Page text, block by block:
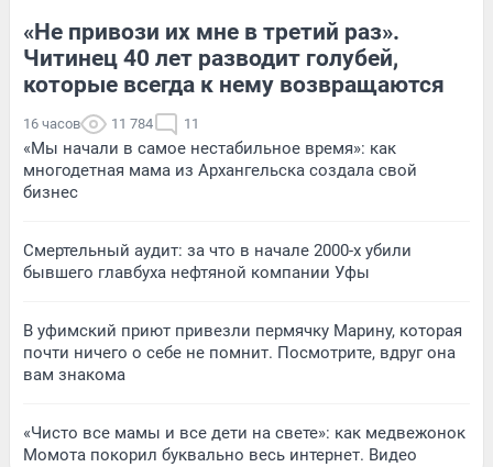
«Не привози их мне в третий раз».
Читинец 40 лет разводит голубей,
которые всегда к нему возвращаются
16 часов 11 784 11
«Мы начали в самое нестабильное время»: как
многодетная мама из Архангельска создала свой
бизнес
Смертельный аудит: за что в начале 2000-х убили
бывшего главбуха нефтяной компании Уфы
В уфимский приют привезли пермячку Марину, которая
почти ничего о себе не помнит. Посмотрите, вдруг она
вам знакома
«Чисто все мамы и все дети на свете»: как медвежонок
Момота покорил буквально весь интернет. Видео